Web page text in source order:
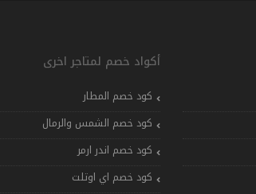
أكواد خصم لمتاجر اخرى
كود خصم المطار
كود خصم الشمس والرمال
كود خصم اندر ارمر
كود خصم اي اوتلت